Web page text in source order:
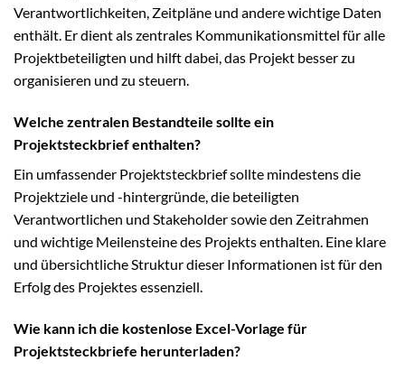
Verantwortlichkeiten, Zeitpläne und andere wichtige Daten
enthält. Er dient als zentrales Kommunikationsmittel für alle
Projektbeteiligten und hilft dabei, das Projekt besser zu
organisieren und zu steuern.
Welche zentralen Bestandteile sollte ein
Projektsteckbrief enthalten?
Ein umfassender Projektsteckbrief sollte mindestens die
Projektziele und -hintergründe, die beteiligten
Verantwortlichen und Stakeholder sowie den Zeitrahmen
und wichtige Meilensteine des Projekts enthalten. Eine klare
und übersichtliche Struktur dieser Informationen ist für den
Erfolg des Projektes essenziell.
Wie kann ich die kostenlose Excel-Vorlage für
Projektsteckbriefe herunterladen?